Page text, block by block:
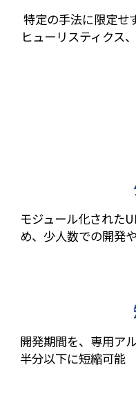
特定の手法に限定せ
ヒューリスティクス
モジュール化された
め、少人数での開発
開発期間を、専用ア
半分以下に短縮可能